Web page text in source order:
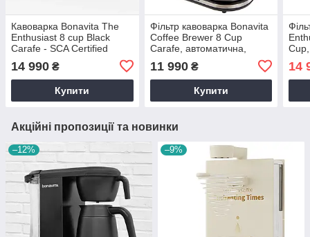
Кавоварка Bonavita The
Enthusiast 8 cup Black
Carafe - SCA Certified
14 990 ₴
Купити
Фільтр кавоварка Bonavita
Coffee Brewer 8 Cup
Carafe, автоматична,
крапельна фільтраційна
фільтраційна
11 990₴
Купити
14
Акційні пропозиції та новинки
–12% –9%